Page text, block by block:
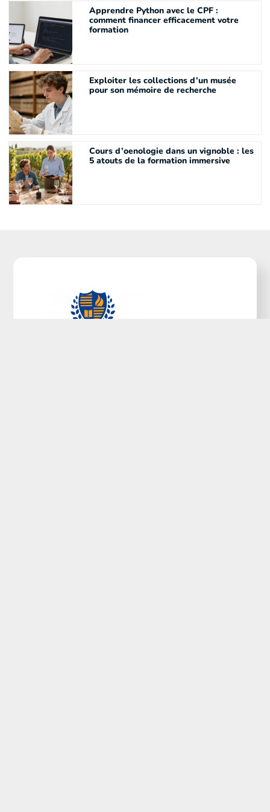
Apprendre Python avec le CPF :
comment financer efficacement votre
formation
Exploiter les collections d’un musée
pour son mémoire de recherche
Cours d’oenologie dans un vignoble : les
5 atouts de la formation immersive